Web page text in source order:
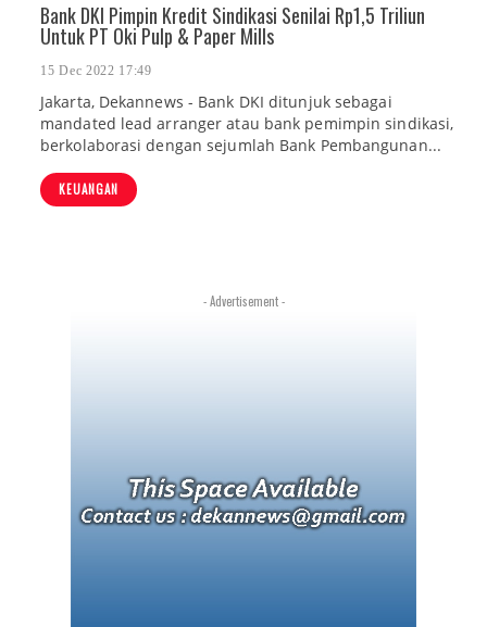
Bank DKI Pimpin Kredit Sindikasi Senilai Rp1,5 Triliun
Untuk PT Oki Pulp & Paper Mills
15 Dec 2022 17:49
Jakarta, Dekannews - Bank DKI ditunjuk sebagai
mandated lead arranger atau bank pemimpin sindikasi,
berkolaborasi dengan sejumlah Bank Pembangunan...
KEUANGAN
- Advertisement -